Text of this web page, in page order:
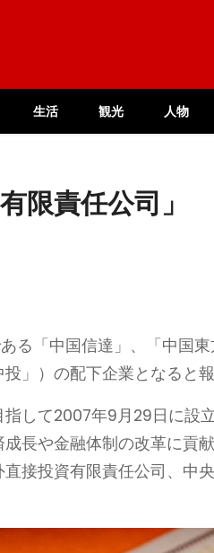
生活 観光 人物
限責任公司」
る「中国信達」、「中国
」）の配下企業となると報
して2007年9月29日に設
長や金融体制の改革に貢
接投資有限責任公司、中